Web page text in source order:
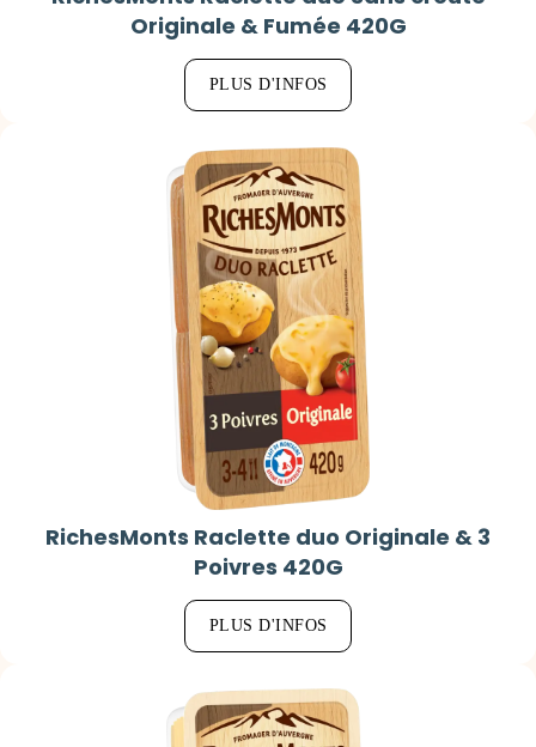
Originale & Fumée 420G
PLUS D'INFOS
RichesMonts Raclette duo Originale & 3
Poivres 420G
PLUS D'INFOS